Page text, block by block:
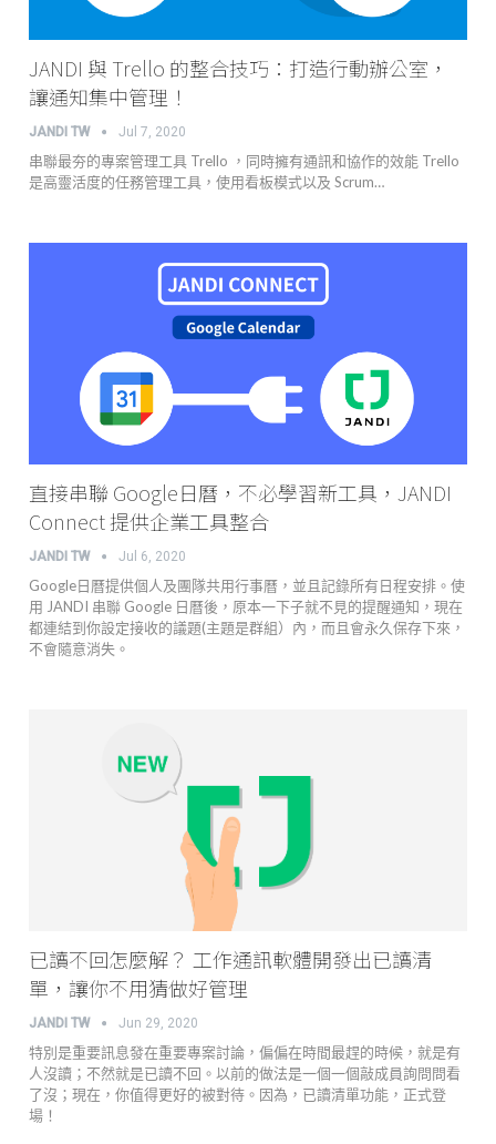
JANDI 與 Trello 的整合技巧：打造行動辦公室，
讓通知集中管理！
JANDI TW Jul 7, 2020
串聯最夯的專案管理工具 Trello ，同時擁有通訊和協作的效能 Trello
是高靈活度的任務管理工具，使用看板模式以及 Scrum…
直接串聯 Google日曆，不必學習新工具，JANDI
Connect 提供企業工具整合
JANDI TW Jul 6, 2020
Google日曆提供個人及團隊共用行事曆，並且記錄所有日程安排。使
用 JANDI 串聯 Google 日曆後，原本一下子就不見的提醒通知，現在
都連結到你設定接收的議題(主題是群組）內，而且會永久保存下來，
不會隨意消失。
已讀不回怎麼解？ 工作通訊軟體開發出已讀清
單，讓你不用猜做好管理
JANDI TW Jun 29, 2020
特別是重要訊息發在重要專案討論，偏偏在時間最趕的時候，就是有
人沒讀；不然就是已讀不回。以前的做法是一個一個敲成員詢問問看
了沒；現在，你值得更好的被對待。因為，已讀清單功能，正式登
場！